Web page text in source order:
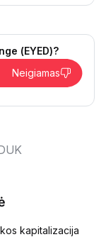
(EYED)?
Neigiamas
kapitalizacija